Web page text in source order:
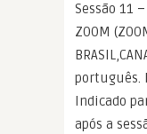
Sessão 11
ZOOM
português.
Indicado
após a